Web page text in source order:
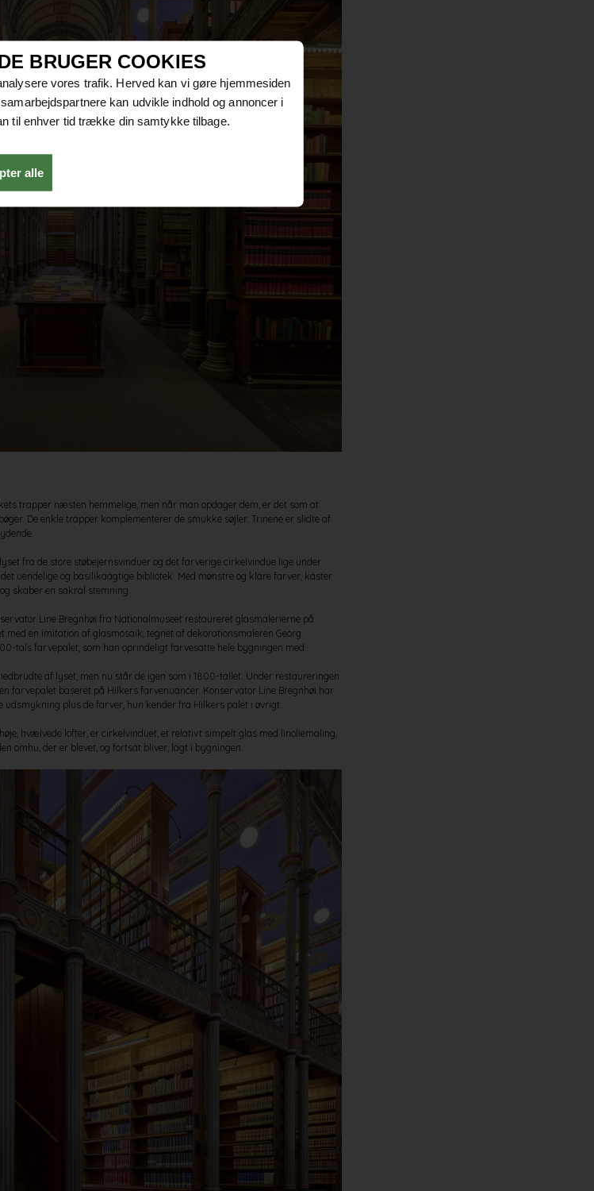
trapper næsten hemmelige, men når man opdager dem, er det som at
De enkle trapper komplementerer de smukke søjler. Trinene er slidte af
fra de store støbejernsvinduer og det farverige cirkelvindue lige under
uendelige og basilikaagtige bibliotek. Med mønstre og klare farver, kaster
skaber en sakral stemning.
Line Bregnhøi fra Nationalmuseet restaureret glasmalerierne på
en imitation af glasmosaik, tegnet af dekorationsmaleren Georg
tals farvepalet, som han oprindeligt farvesatte hele bygningen med.
af lyset, men nu står de igen som i 1800-tallet. Under restaureringen
farvepalet baseret på Hilkers farvenuancer. Konservator Line Bregnhøi har
plus de farver, hun kender fra Hilkers palet i øvrigt.
hvælvede lofter, er cirkelvinduet, et relativt simpelt glas med linoliemaling,
omhu, der er blevet, og fortsat bliver, lagt i bygningen.
BRUGER COOKIES
vores trafik. Herved kan vi gøre hjemmesiden
kan udvikle indhold og annoncer i
til enhver tid trække din samtykke tilbage.
alle